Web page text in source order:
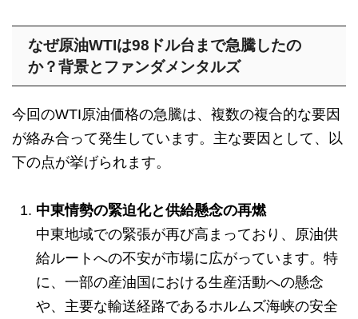
なぜ原油WTIは98ドル台まで急騰したの
か？背景とファンダメンタルズ
今回のWTI原油価格の急騰は、複数の複合的な要因
が絡み合って発生しています。主な要因として、以
下の点が挙げられます。
中東情勢の緊迫化と供給懸念の再燃
中東地域での緊張が再び高まっており、原油供
給ルートへの不安が市場に広がっています。特
に、一部の産油国における生産活動への懸念
や、主要な輸送経路であるホルムズ海峡の安全